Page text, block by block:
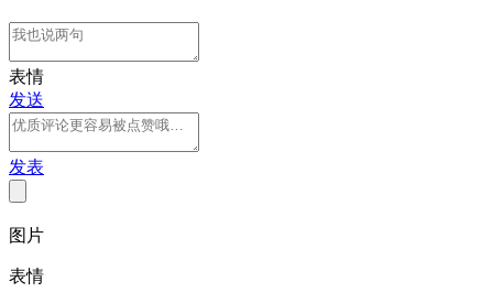
表情
发送
发表
图片
表情